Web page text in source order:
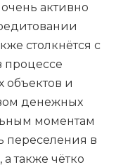
активно
столкнётся с
процессе
объектов и
денежных
моментам
переселения в
также чётко